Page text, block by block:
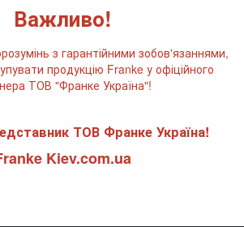
Важливо!
з гарантійними зобов'язаннями,
продукцію Franke у офіційного
ТОВ "Франке Україна"!
ТОВ Франке Україна!
Kiev.com.ua